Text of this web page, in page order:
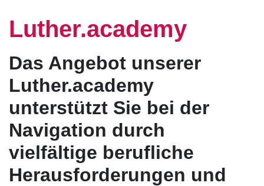
Luther.academy
Das Angebot unserer
Luther.academy
unterstützt Sie bei der
Navigation durch
vielfältige berufliche
Herausforderungen und